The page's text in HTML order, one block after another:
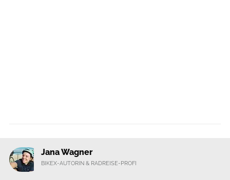
Jana Wagner
BIKEX-AUTORIN & RADREISE-PROFI